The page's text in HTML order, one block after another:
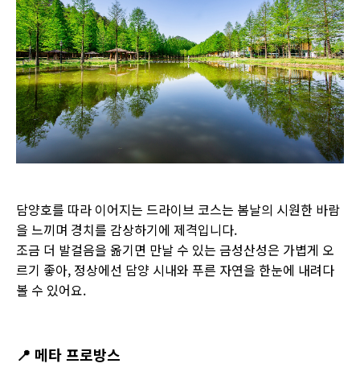
담양호를 따라 이어지는 드라이브 코스는 봄날의 시원한 바람
을 느끼며 경치를 감상하기에 제격입니다.
조금 더 발걸음을 옮기면 만날 수 있는 금성산성은 가볍게 오
르기 좋아, 정상에선 담양 시내와 푸른 자연을 한눈에 내려다
볼 수 있어요.
📍 메타 프로방스